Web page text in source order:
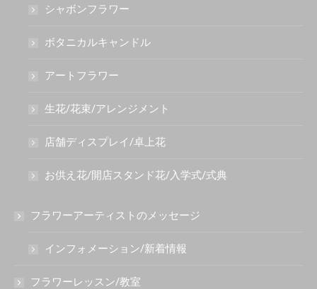
シャボンフラワー
ボタニカルキャンドル
アートフラワー
生花/花束/アレンジメント
店舗ディスプレイ/卓上花
お供え花/開店スタンド花/入学式/式典
フラワーアーティストのメッセージ
インフォメーション/新着情報
フラワーレッスン/教室